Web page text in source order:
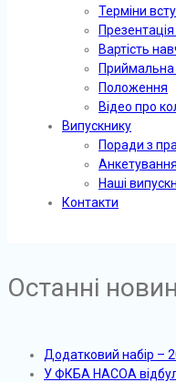
Терміни
Вартість
Приймальна
Положення
Відео про
Випускнику
Поради з
Наші
Контакти
Останні
Додатковий набір –
У ФКБА НАСОА